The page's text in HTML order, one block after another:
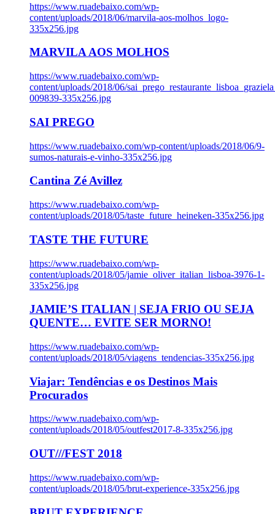
https://www.ruadebaixo.com/wp-
content/uploads/2018/06/marvila-aos-molhos_logo-
335x256.jpg
MARVILA AOS MOLHOS
https://www.ruadebaixo.com/wp-
content/uploads/2018/06/
009839-335x256.jpg
SAI PREGO
https://www.ruadebaixo.com/wp-content/uploads/2018/06/9-
sumos-naturais-e-vinho-335x256.jpg
Cantina Zé Avillez
https://www.ruadebaixo.com/wp-
content/uploads/2018/05/taste_future_heineken-335x256.jpg
TASTE THE FUTURE
https://www.ruadebaixo.com/wp-
content/uploads/2018/05/jamie_oliver_italian_lisboa-3976-1-
335x256.jpg
JAMIE’S ITALIAN | SEJA FRIO OU SEJA
QUENTE… EVITE SER MORNO!
https://www.ruadebaixo.com/wp-
content/uploads/2018/05/viagens_tendencias-335x256.jpg
Viajar: Tendências e os Destinos Mais
Procurados
https://www.ruadebaixo.com/wp-
content/uploads/2018/05/outfest2017-8-335x256.jpg
OUT///FEST 2018
https://www.ruadebaixo.com/wp-
content/uploads/2018/05/brut-experience-335x256.jpg